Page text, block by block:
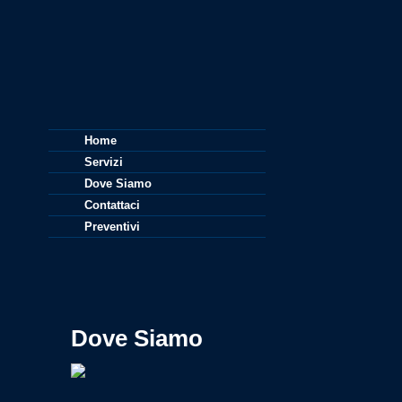
Home
Servizi
Dove Siamo
Contattaci
Preventivi
Dove Siamo